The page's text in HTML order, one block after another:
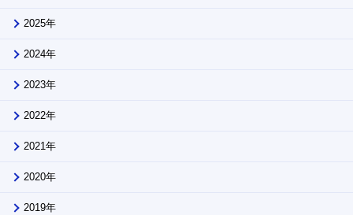
2025年
2024年
2023年
2022年
2021年
2020年
2019年